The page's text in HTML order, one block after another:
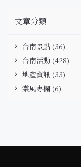
文章分類
台南景點 (36)
台南活動 (428)
地產資訊 (33)
棠風專欄 (6)